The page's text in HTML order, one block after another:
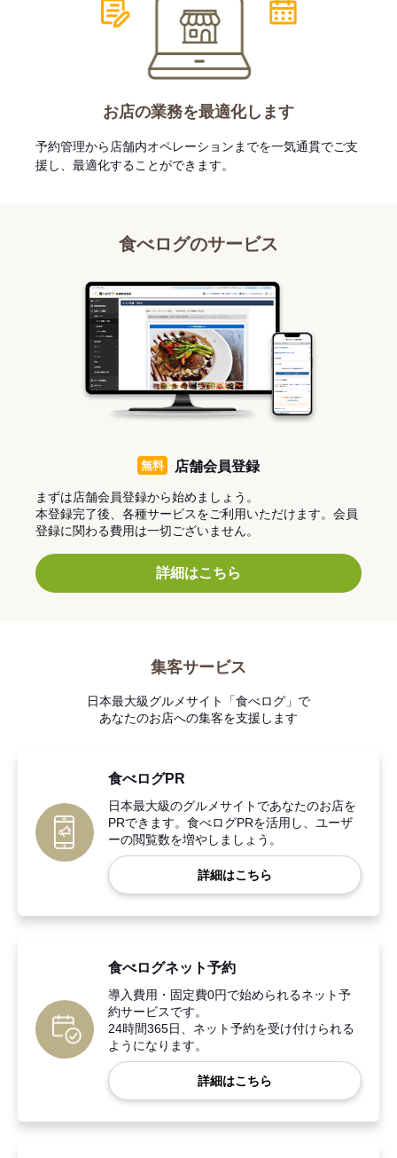
お店の業務を最適化します
予約管理から店舗内オペレーションまでを一気通貫でご支
援し、最適化することができます。
食べログのサービス
無料 店舗会員登録
まずは店舗会員登録から始めましょう。
本登録完了後、各種サービスをご利用いただけます。会員
登録に関わる費用は一切ございません。
詳細はこちら
集客サービス
日本最大級グルメサイト「食べログ」で
あなたのお店への集客を支援します
食べログPR
日本最大級のグルメサイトであなたのお店を
PRできます。食べログPRを活用し、ユーザ
ーの閲覧数を増やしましょう。
詳細はこちら
食べログネット予約
導入費用・固定費0円で始められるネット予
約サービスです。
24時間365日、ネット予約を受け付けられる
ようになります。
詳細はこちら